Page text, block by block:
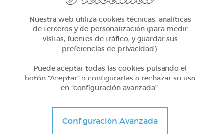
Conociendo nuestro cuerpo
Nuestra web utiliza cookies técnicas, analíticas
de terceros y de personalización (para medir
visitas, fuentes de tráfico, y guardar sus
preferencias de privacidad).
Puede aceptar todas las cookies pulsando el
botón “Aceptar” o configurarlas o rechazar su uso
en “configuración avanzada”.
Configuración Avanzada